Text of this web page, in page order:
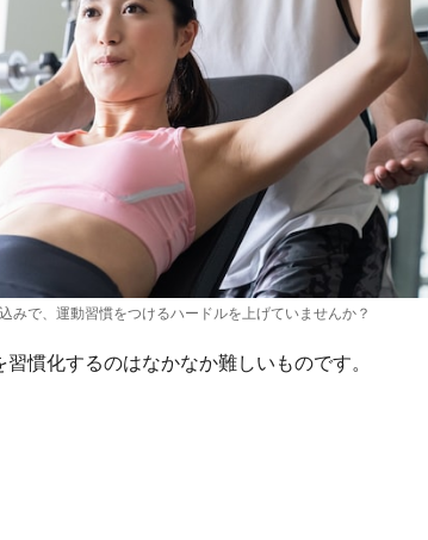
みで、運動習慣をつけるハードルを上げていませんか？
慣化するのはなかなか難しいものです。